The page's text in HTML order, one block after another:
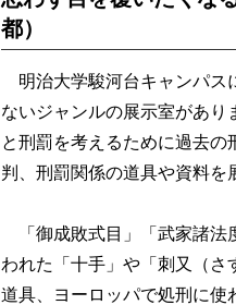
都）
明治大学駿河台キャンパス
ないジャンルの展示室があり
と刑罰を考えるために過去の
判、刑罰関係の道具や資料を
「御成敗式目」「武家諸法
われた「十手」や「刺又（さ
道具、ヨーロッパで処刑に使